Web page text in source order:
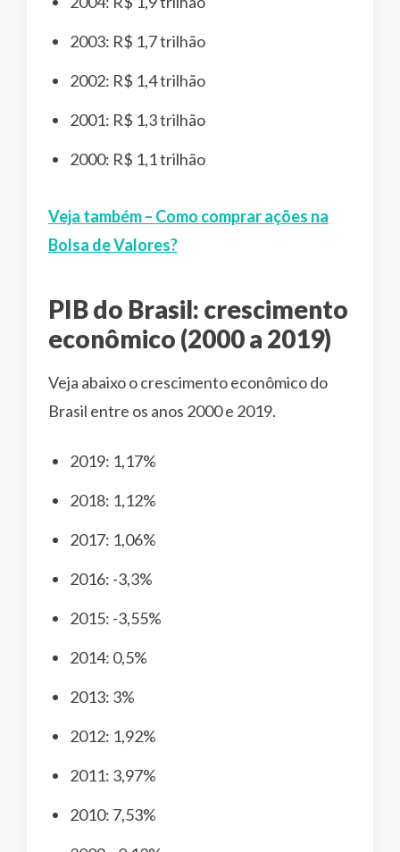
2003: R$ 1,7 trilhão
2002: R$ 1,4 trilhão
2001: R$ 1,3 trilhão
2000: R$ 1,1 trilhão
Veja também – Como comprar ações na
Bolsa de Valores?
PIB do Brasil: crescimento
econômico (2000 a 2019)
Veja abaixo o crescimento econômico do
Brasil entre os anos 2000 e 2019.
2019: 1,17%
2018: 1,12%
2017: 1,06%
2016: -3,3%
2015: -3,55%
2014: 0,5%
2013: 3%
2012: 1,92%
2011: 3,97%
2010: 7,53%